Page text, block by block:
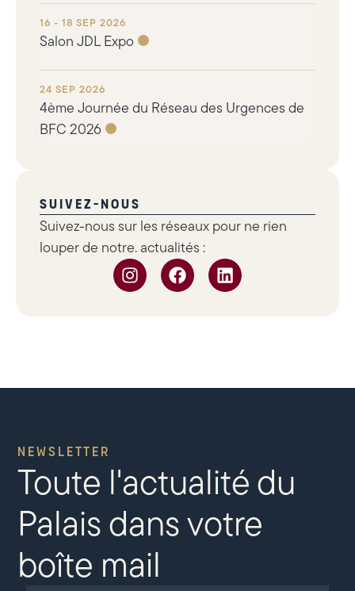
16 - 18 SEP 2026
Salon JDL Expo
24 SEP 2026
4ème Journée du Réseau des Urgences de
BFC 2026
SUIVEZ-NOUS
Suivez-nous sur les réseaux pour ne rien
louper de notre. actualités :
NEWSLETTER
Toute l'actualité du
Palais dans votre
boîte mail